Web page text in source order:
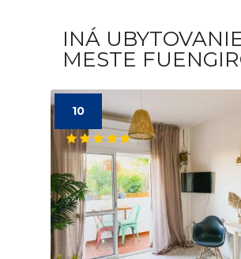
INÁ
MESTE
10